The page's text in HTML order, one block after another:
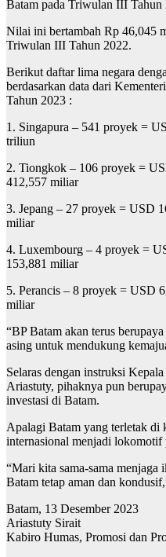
Batam pada Triwulan III Tahun
Nilai ini bertambah Rp 46,045
Triwulan III Tahun 2022.
Berikut daftar lima negara
berdasarkan data dari
Tahun 2023 :
1. Singapura – 541 proyek =
triliun
2. Tiongkok – 106 proyek =
412,557 miliar
3. Jepang – 27 proyek = USD
miliar
4. Luxembourg – 4 proyek =
153,881 miliar
5. Perancis – 8 proyek = USD
miliar
“BP Batam akan terus
asing untuk mendukung
Selaras dengan instruksi
Ariastuty, pihaknya pun
investasi di Batam.
Apalagi Batam yang terletak di
internasional menjadi
“Mari kita sama-sama menjaga
Batam tetap aman dan
Batam, 13 Desember 2023
Ariastuty Sirait
Kabiro Humas, Promosi dan